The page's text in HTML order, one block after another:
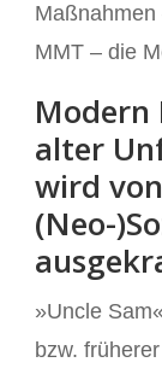
MMT – die
Modern
alter
wird
(Neo-
»Uncle
bzw.